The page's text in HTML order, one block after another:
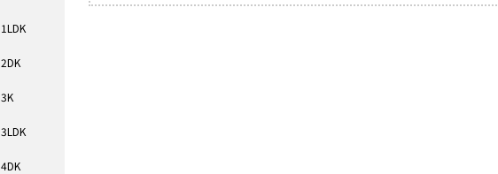
1LDK
2DK
3K
3LDK
4DK